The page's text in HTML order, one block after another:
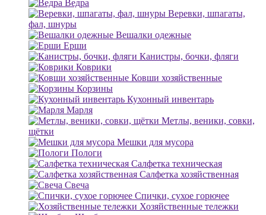
Ведра
Веревки, шпагаты,
фал, шнуры
Вешалки одежные
Ерши
Канистры, бочки, фляги
Коврики
Ковши хозяйственные
Корзины
Кухонный инвентарь
Марля
Метлы, веники, совки,
щётки
Мешки для мусора
Пологи
Салфетка техническая
Салфетка хозяйственная
Свеча
Спички, сухое горючее
Хозяйственные тележки